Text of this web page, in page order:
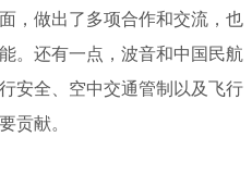
，做出了多项合作和交流，也
。还有一点，波音和中国民航
安全、空中交通管制以及飞行
贡献。